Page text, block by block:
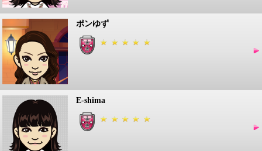
ポンゆず
E-shima